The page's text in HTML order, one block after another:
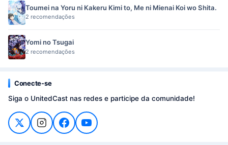
Toumei na Yoru ni Kakeru Kimi to, Me ni Mienai Koi wo Shita.
2 recomendações
Yomi no Tsugai
2 recomendações
Conecte-se
Siga o UnitedCast nas redes e participe da comunidade!